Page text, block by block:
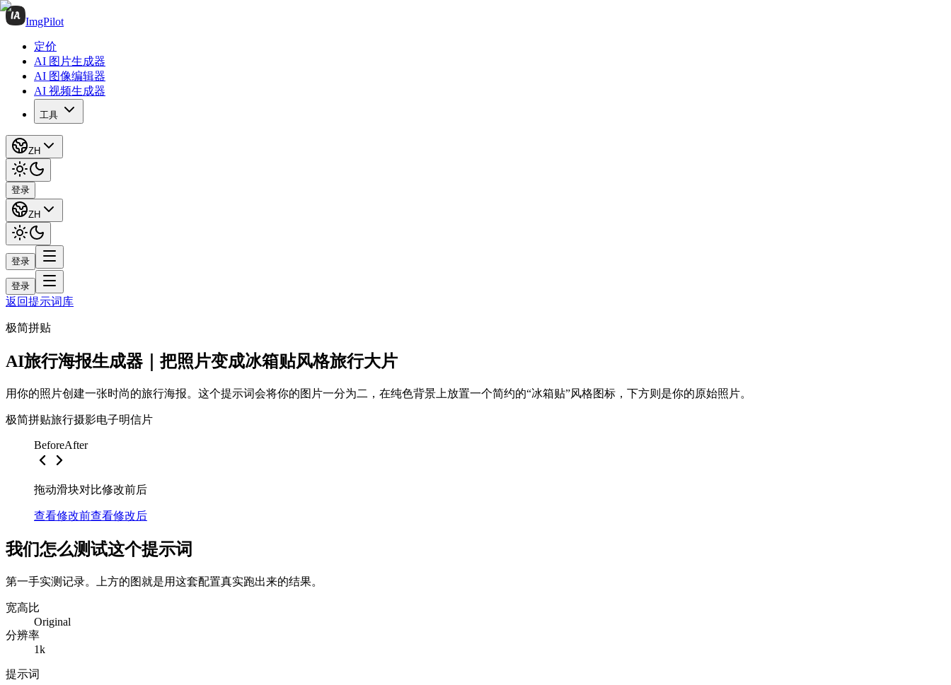
ImgPilot
定价
AI 图片生成器
AI 图像编辑器
AI 视频生成器
工具
ZH
登录
ZH
登录
登录
返回提示词库
极简拼贴
AI旅行海报生成器｜把照片变成冰箱贴风格旅行大片
用你的照片创建一张时尚的旅行海报。这个提示词会将你的图片一分为二，在纯色背景上放置一个简约的“冰箱贴”风格图标，下方则是你的原始照片。
极简拼贴旅行摄影电子明信片
BeforeAfter
拖动滑块对比修改前后
查看修改前查看修改后
我们怎么测试这个提示词
第一手实测记录。上方的图就是用这套配置真实跑出来的结果。
宽高比
Original
分辨率
1k
提示词